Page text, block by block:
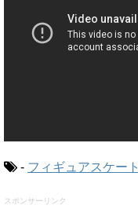
- フィギュアスケート
スポンサーリンク